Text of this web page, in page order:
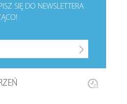
SIĘ DO NEWSLETTERA